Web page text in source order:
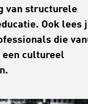
van structurele
Ook lees
die
een cultureel